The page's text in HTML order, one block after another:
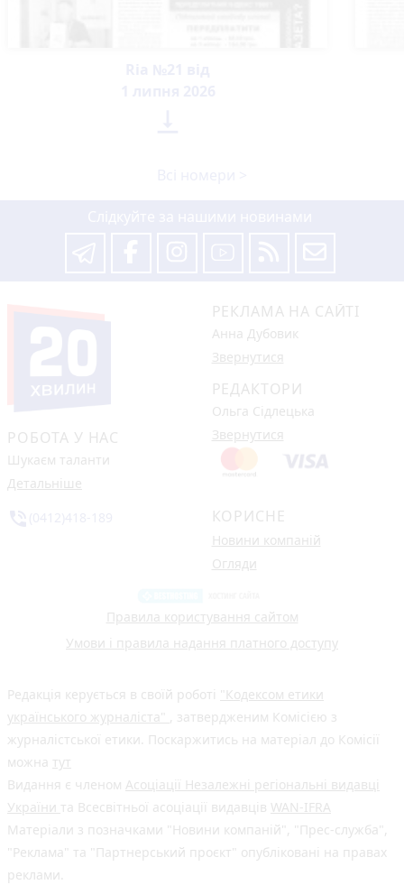
РОБОТА У НАС
Шукаєм таланти
Детальніше
РЕКЛАМА НА САЙТІ
Анна Дубовик
Звернутися
РЕДАКТОРИ
Ольга Сідлецька
Звернутися
КОРИСНЕ
Новини компаній
Огляди
Правила користування сайтом
Умови і правила надання платного доступу
Редакція керується в своїй роботі "Кодексом етики
українського журналіста" , затвердженим Комісією з
журналістської етики. Поскаржитись на матеріал до Комісії
можна тут
Видання є членом Асоціації Незалежні регіональні видавці
України та Всесвітньої асоціації видавців WAN-IFRA
Матеріали з позначками "Новини компаній", "Прес-служба",
"Реклама" та "Партнерський проєкт" опубліковані на правах
реклами.